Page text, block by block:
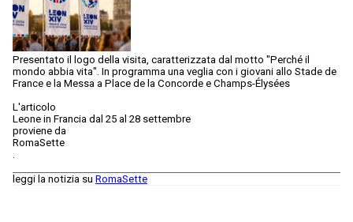
Presentato il logo della visita, caratterizzata dal motto "Perché il
mondo abbia vita". In programma una veglia con i giovani allo Stade de
France e la Messa a Place de la Concorde e Champs-Élysées
L'articolo
Leone in Francia dal 25 al 28 settembre
proviene da
RomaSette
leggi la notizia su RomaSette